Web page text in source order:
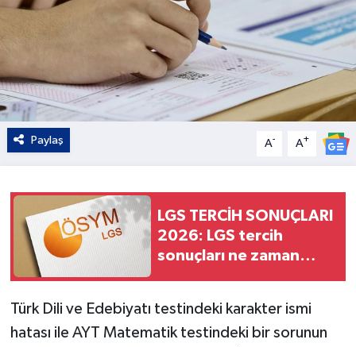
Paylaş A- A+
LGS TERCİH SONUÇLARI
2026: LGS tercih
sonuçları ne zaman
Türk Dili ve Edebiyatı testindeki karakter ismi
hatası ile AYT Matematik testindeki bir sorunun